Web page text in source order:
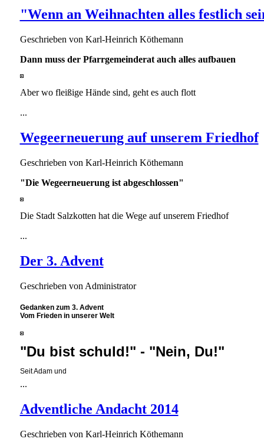
"Wenn an Weihnachten alles festlich
Geschrieben von Karl-Heinrich Köthemann
Dann muss der Pfarrgemeinderat auch alles aufbauen
Aber wo fleißige Hände sind, geht es auch flott
...
Wegeerneuerung auf unserem Friedhof
Geschrieben von Karl-Heinrich Köthemann
"Die Wegeerneuerung ist abgeschlossen"
Die Stadt Salzkotten hat die Wege auf unserem Friedhof
...
Der 3. Advent
Geschrieben von Administrator
Gedanken zum 3. Advent
Vom Frieden in unserer Welt
"Du bist schuld!" - "Nein, Du!"
Seit Adam und
...
Adventliche Andacht 2014
Geschrieben von Karl-Heinrich Köthemann